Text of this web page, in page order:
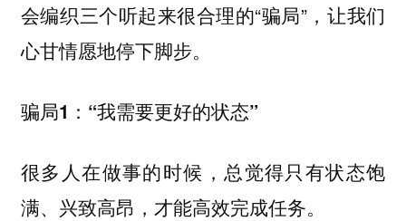
会编织三个听起来很合理的“骗局”，让我们
心甘情愿地停下脚步。
骗局1：“我需要更好的状态”
很多人在做事的时候，总觉得只有状态饱
满、兴致高昂，才能高效完成任务。